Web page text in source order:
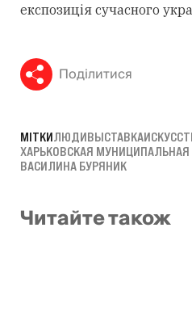
​​експозиція сучасного
Поділитися
МІТКИЛЮДИВЫСТАВКА
ХАРЬКОВСКАЯ МУНИЦИПАЛЬНАЯ
ВАСИЛИНА БУРЯНИК
Читайте також